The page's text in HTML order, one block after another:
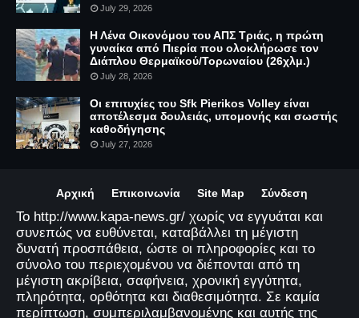
July 29, 2026
Η Λένα Οικονόμου του ΑΠΣ Τριάς, η πρώτη
γυναίκα από Πιερία που ολοκλήρωσε τον
Διάπλου Θερμαϊκού/Τορωναίου (26χλμ.)
July 28, 2026
Οι επιτυχίες του Sfk Pierikos Volley είναι
αποτέλεσμα δουλειάς, υπομονής και σωστής
καθοδήγησης
July 27, 2026
Αρχική Επικοινωνία Site Map Σύνδεση
Το http://www.kapa-news.gr/ χωρίς να εγγυάται και
συνεπώς να ευθύνεται, καταβάλλει τη μέγιστη
δυνατή προσπάθεια, ώστε οι πληροφορίες και το
σύνολο του περιεχομένου να διέπονται από τη
μέγιστη ακρίβεια, σαφήνεια, χρονική εγγύτητα,
πληρότητα, ορθότητα και διαθεσιμότητα. Σε καμία
περίπτωση, συμπεριλαμβανομένης και αυτής της